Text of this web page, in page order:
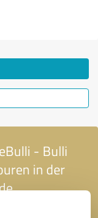
- Bulli
in der